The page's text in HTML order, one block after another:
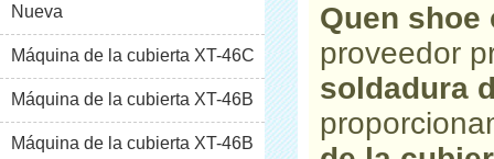
Nueva
Máquina de la cubierta XT-46C
Máquina de la cubierta XT-46B
(i)Máquina de la cubierta XT-46B
Quen
proveedor
soldadura